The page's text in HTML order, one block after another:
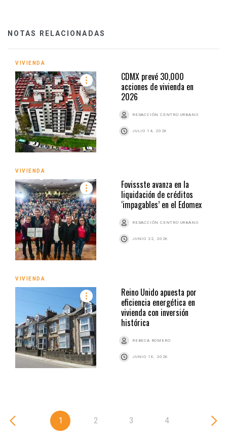
NOTAS RELACIONADAS
VIVIENDA
CDMX prevé 30,000
acciones de vivienda en
2026
REDACCIÓN CENTRO URBANO
JULIO 14, 2026
VIVIENDA
Fovissste avanza en la
liquidación de créditos
‘impagables’ en el Edomex
REDACCIÓN CENTRO URBANO
JUNIO 22, 2026
VIVIENDA
Reino Unido apuesta por
eficiencia energética en
vivienda con inversión
histórica
REBECA ROMERO
JUNIO 16, 2026
1 2 3 4